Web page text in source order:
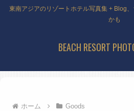
東南アジアのリゾートホテル写真集 + Blog
かも
BEACH RESORT
ホーム Goods